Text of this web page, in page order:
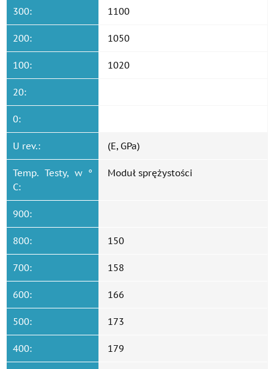
300: 1100
200: 1050
100: 1020
20:
0:
U rev.: (E, GPa)
Temp. Testy, w °
C:
Moduł sprężystości
900:
800: 150
700: 158
600: 166
500: 173
400: 179